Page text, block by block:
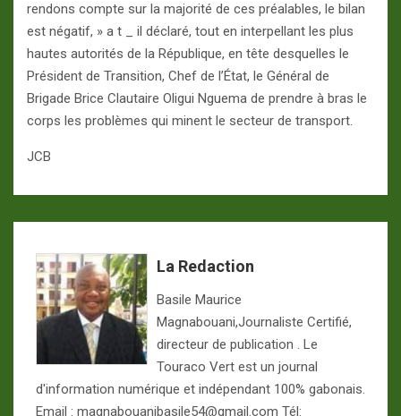
rendons compte sur la majorité de ces préalables, le bilan
est négatif, » a t _ il déclaré, tout en interpellant les plus
hautes autorités de la République, en tête desquelles le
Président de Transition, Chef de l’État, le Général de
Brigade Brice Clautaire Oligui Nguema de prendre à bras le
corps les problèmes qui minent le secteur de transport.
JCB
La Redaction
Basile Maurice
Magnabouani,Journaliste Certifié,
directeur de publication . Le
Touraco Vert est un journal
d'information numérique et indépendant 100% gabonais.
Email : magnabouanibasile54@gmail.com Tél: